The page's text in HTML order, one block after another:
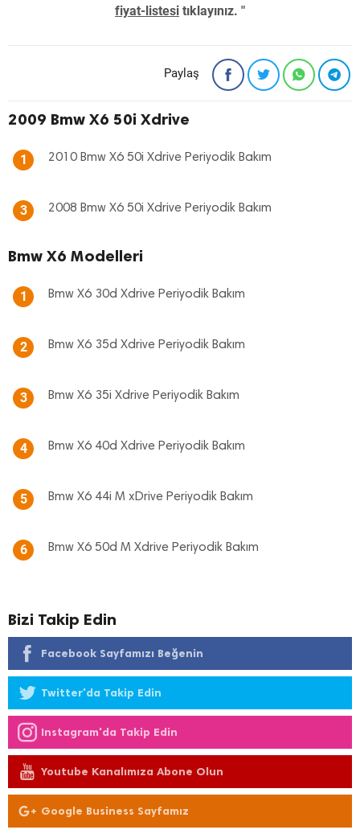
fiyat-listesi tıklayınız. "
Paylaş
2009 Bmw X6 50i Xdrive
1 2010 Bmw X6 50i Xdrive Periyodik Bakım
3 2008 Bmw X6 50i Xdrive Periyodik Bakım
Bmw X6 Modelleri
1 Bmw X6 30d Xdrive Periyodik Bakım
2 Bmw X6 35d Xdrive Periyodik Bakım
3 Bmw X6 35i Xdrive Periyodik Bakım
4 Bmw X6 40d Xdrive Periyodik Bakım
5 Bmw X6 44i M xDrive Periyodik Bakım
6 Bmw X6 50d M Xdrive Periyodik Bakım
Bizi Takip Edin
Facebook Sayfamızı Beğenin
Twitter'da Takip Edin
Instagram'da Takip Edin
Youtube Kanalımıza Abone Olun
Google Business Sayfamız